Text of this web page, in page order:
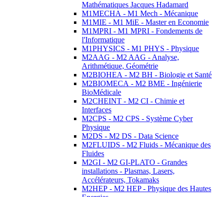
Mathématiques Jacques Hadamard
M1MECHA - M1 Mech - Mécanique
M1MIE - M1 MiE - Master en Economie
M1MPRI - M1 MPRI - Fondements de
l'Informatique
M1PHYSICS - M1 PHYS - Physique
M2AAG - M2 AAG - Analyse,
Arithmétique, Géométrie
M2BIOHEA - M2 BH - Biologie et Santé
M2BIOMECA - M2 BME - Ingénierie
BioMédicale
M2CHEINT - M2 CI - Chimie et
Interfaces
M2CPS - M2 CPS - Système Cyber
Physique
M2DS - M2 DS - Data Science
M2FLUIDS - M2 Fluids - Mécanique des
Fluides
M2GI - M2 GI-PLATO - Grandes
installations - Plasmas, Lasers,
Accélérateurs, Tokamaks
M2HEP - M2 HEP - Physique des Hautes